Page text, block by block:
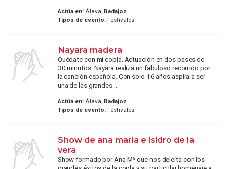
Actúa en:Álava, Badajoz
Tipos de evento:Festivales
Nayara madera
Quédate con mi copla. Actuación en dos pases de
30 minutos. Nayara realiza un fabuloso recorrido por
la canción española. Con solo 16 años aspira a ser
una de las grandes ...
Actúa en:Álava, Badajoz
Tipos de evento:Festivales
Show de ana maria e isidro de la
vera
Show formado por Ana Mª que nos deleita con los